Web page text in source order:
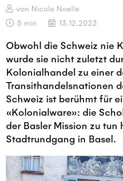
von Nicole Noelle
5 min 13.12.2023
Obwohl die Schweiz nie
wurde sie nicht zuletzt
Kolonialhandel zu einer
Transithandelsnationen
Schweiz ist berühmt für
«Kolonialware»: die
der Basler Mission zu tun
Stadtrundgang in Basel.